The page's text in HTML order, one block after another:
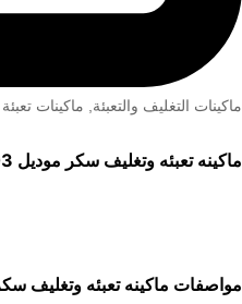
ماكينات التغليف والتعبئة ماكينات
ماكينه تعبئه وتغليف سكر موديل 903 حتي واحد كيلو ماركة مهندس منســي
مواصفات ماكينه تعبئه وتغليف